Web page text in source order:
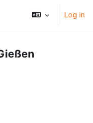
Log in